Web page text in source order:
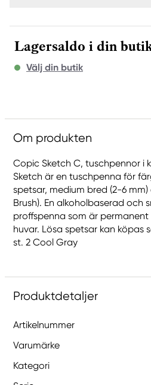
Lagersaldo i din
Välj din butik
Om produkten
Copic Sketch C, tuschpennor i
Sketch är en tuschpenna för
spetsar, medium bred (2-6
Brush). En alkoholbaserad och
proffspenna som är
huvar. Lösa spetsar kan köpas
st. 2 Cool Gray
Produktdetaljer
Artikelnummer
Varumärke
Kategori